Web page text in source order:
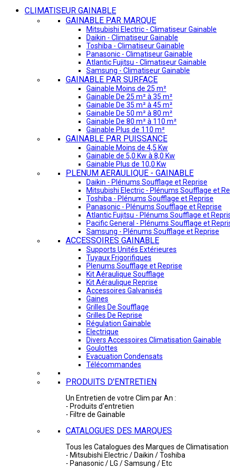
CLIMATISEUR GAINABLE
GAINABLE PAR MARQUE
Mitsubishi Electric - Climatiseur Gainable
Daikin - Climatiseur Gainable
Toshiba - Climatiseur Gainable
Panasonic - Climatiseur Gainable
Atlantic Fujitsu - Climatiseur Gainable
Samsung - Climatiseur Gainable
GAINABLE PAR SURFACE
Gainable Moins de 25 m²
Gainable De 25 m² à 35 m²
Gainable De 35 m² à 45 m²
Gainable De 50 m² à 80 m²
Gainable De 80 m² à 110 m²
Gainable Plus de 110 m²
GAINABLE PAR PUISSANCE
Gainable Moins de 4,5 Kw
Gainable de 5,0 Kw à 8,0 Kw
Gainable Plus de 10,0 Kw
PLENUM AERAULIQUE - GAINABLE
Daikin - Plénums Soufflage et Reprise
Mitsubishi Electric - Plénums Soufflage et
Toshiba - Plénums Soufflage et Reprise
Panasonic - Plénums Soufflage et Reprise
Atlantic Fujitsu - Plénums Soufflage et
Pacific General - Plénums Soufflage et
Samsung - Plénums Soufflage et Reprise
ACCESSOIRES GAINABLE
Supports Unités Extérieures
Tuyaux Frigorifiques
Plenums Soufflage et Reprise
Kit Aéraulique Soufflage
Kit Aéraulique Reprise
Accessoires Galvanisés
Gaines
Grilles De Soufflage
Grilles De Reprise
Régulation Gainable
Electrique
Divers Accessoires Climatisation Gainable
Goulottes
Evacuation Condensats
Télécommandes
PRODUITS D'ENTRETIEN
Un Entretien de votre Clim par An :
- Produits d'entretien
- Filtre de Gainable
CATALOGUES DES MARQUES
Tous les Catalogues des Marques de Climatisation
- Mitsubishi Electric / Daikin / Toshiba
- Panasonic / LG / Samsung / Etc